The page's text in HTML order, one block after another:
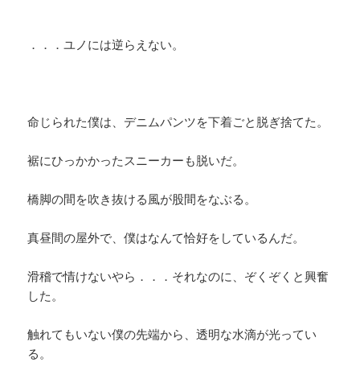
．．．ユノには逆らえない。
命じられた僕は、デニムパンツを下着ごと脱ぎ捨てた。
裾にひっかかったスニーカーも脱いだ。
橋脚の間を吹き抜ける風が股間をなぶる。
真昼間の屋外で、僕はなんて恰好をしているんだ。
滑稽で情けないやら．．．それなのに、ぞくぞくと興奮
した。
触れてもいない僕の先端から、透明な水滴が光ってい
る。